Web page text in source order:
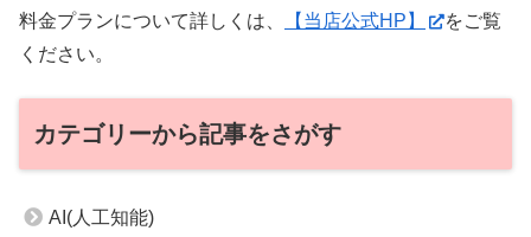
料金プランについて詳しくは、
【当店公式HP】
をご覧
ください。
カテゴリーから記事をさがす
AI(人工知能)